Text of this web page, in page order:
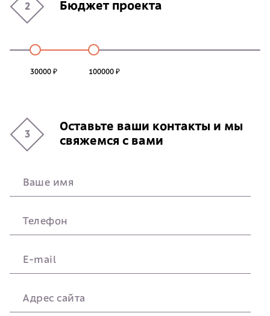
2 Бюджет проекта
30000 ₽ 100000 ₽
3
Оставьте ваши контакты и мы
свяжемся с вами
Ваше имя
Телефон
E-mail
Адрес сайта